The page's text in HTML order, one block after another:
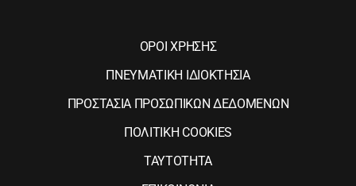
ΟΡΟΙ ΧΡΗΣΗΣ
ΠΝΕΥΜΑΤΙΚΗ ΙΔΙΟΚΤΗΣΙΑ
ΠΡΟΣΤΑΣΙΑ ΠΡΟΣΩΠΙΚΩΝ ΔΕΔΟΜΕΝΩΝ
ΠΟΛΙΤΙΚΗ COOKIES
ΤΑΥΤΟΤΗΤΑ